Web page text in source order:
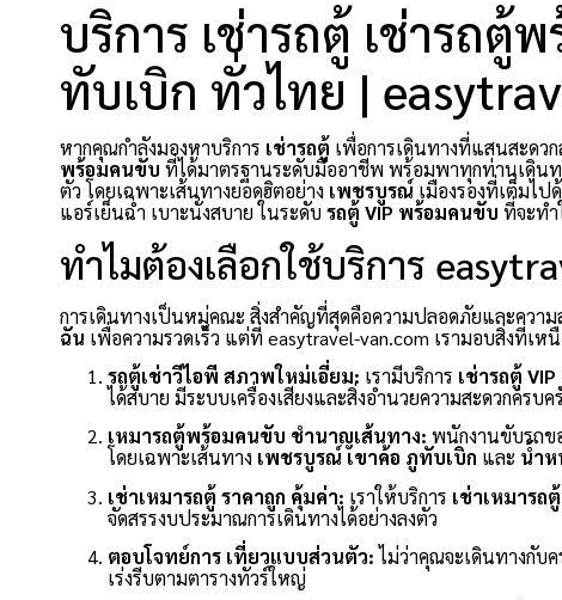
บริการ เช่ารถตู้ เช่ารถตู้
ทับเบิก ทั่วไทย |
หากคุณกำลังมองหาบริการ เช่ารถตู้ เพื่อการเดินทางที่แสนสะดว
พร้อมคนขับ ที่ได้มาตรฐานระดับมืออาชีพ พร้อมพาทุกท่านเดิน
ตัว โดยเฉพาะเส้นทางยอดฮิตอย่าง เพชรบูรณ์ เมืองรองที่เต็มไ
แอร์เย็นฉ่ำ เบาะนั่งสบาย ในระดับ รถตู้ VIP พร้อมคนขับ ที่จะท
ทำไมต้องเลือกใช้บริการ
การเดินทางเป็นหมู่คณะ สิ่งสำคัญที่สุดคือความปลอดภัยและความ
ฉัน เพื่อความรวดเร็ว แต่ที่ easytravel-van.com เรามอบสิ่งที่เ
รถตู้เช่าวีไอพี สภาพใหม่เอี่ยม: เรามีบริการ เช่ารถตู้ VIP
ได้สบาย มีระบบเครื่องเสียงและสิ่งอำนวยความสะดวกครบค
เหมารถตู้พร้อมคนขับ ชำนาญเส้นทาง: พนักงานขับรถข
โดยเฉพาะเส้นทาง เพชรบูรณ์ เขาค้อ ภูทับเบิก และ น้ำห
เช่าเหมารถตู้ ราคาถูก คุ้มค่า: เราให้บริการ เช่าเหมารถตู้
จัดสรรงบประมาณการเดินทางได้อย่างลงตัว
ตอบโจทย์การ เที่ยวแบบส่วนตัว:ไม่ว่าคุณจะเดินทางกับ
เร่งรีบตามตารางทัวร์ใหญ่